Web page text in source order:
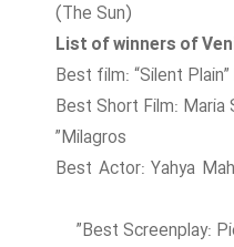
(The Sun)
List of winners of
Best film: “Silent
Best Short Film: Maria
Milagros”
Best Actor: Yahya
Best Screenplay: